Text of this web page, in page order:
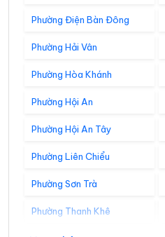
Phường Điện Bàn Đông
Phường Hải Vân
Phường Hòa Khánh
Phường Hội An
Phường Hội An Tây
Phường Liên Chiểu
Phường Sơn Trà
Phường Thanh Khê